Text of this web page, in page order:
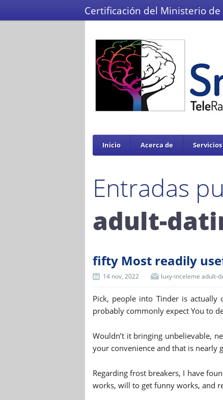
Certificación del Ministerio
Inicio Acerca de Servicios
Entradas
adult-
fifty Most readily
14 nov, 2022 luxy-inceleme adult-
Pick, people into Tinder is
probably commonly expect You to
Wouldn’t it bringing unbelievable,
your convenience and that is nearly
Regarding frost breakers, I have
works, will to get funny works, and